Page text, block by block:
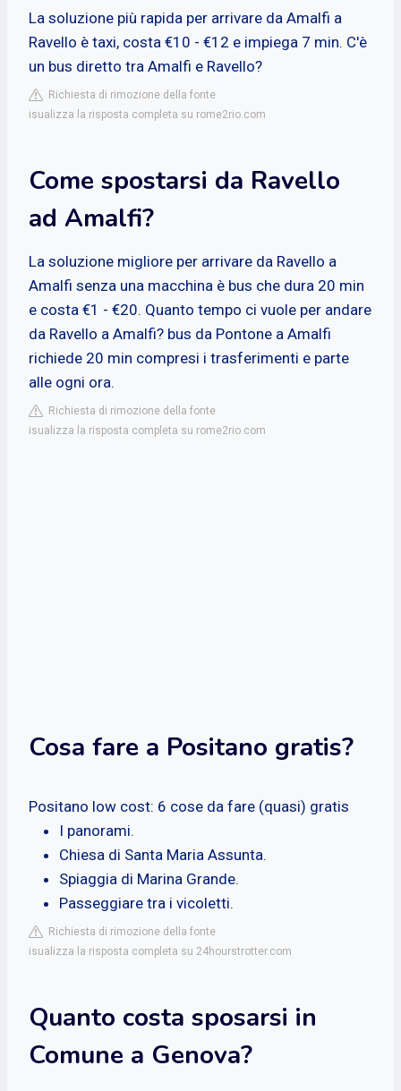
La soluzione più rapida per arrivare da Amalfi a
Ravello è taxi, costa €10 - €12 e impiega 7 min. C'è
un bus diretto tra Amalfi e Ravello?
Richiesta di rimozione della fonte
isualizza la risposta completa su rome2rio.com
Come spostarsi da Ravello
ad Amalfi?
La soluzione migliore per arrivare da Ravello a
Amalfi senza una macchina è bus che dura 20 min
e costa €1 - €20. Quanto tempo ci vuole per andare
da Ravello a Amalfi? bus da Pontone a Amalfi
richiede 20 min compresi i trasferimenti e parte
alle ogni ora.
Richiesta di rimozione della fonte
isualizza la risposta completa su rome2rio.com
Cosa fare a Positano gratis?
Positano low cost: 6 cose da fare (quasi) gratis
I panorami.
Chiesa di Santa Maria Assunta.
Spiaggia di Marina Grande.
Passeggiare tra i vicoletti.
Richiesta di rimozione della fonte
isualizza la risposta completa su 24hourstrotter.com
Quanto costa sposarsi in
Comune a Genova?